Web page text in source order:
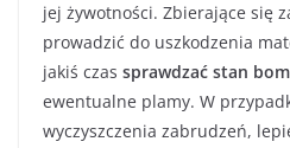
jej żywotności. Zbierające się
prowadzić do uszkodzenia
jakiś czas sprawdzać stan
ewentualne plamy. W
wyczyszczenia zabrudzeń,